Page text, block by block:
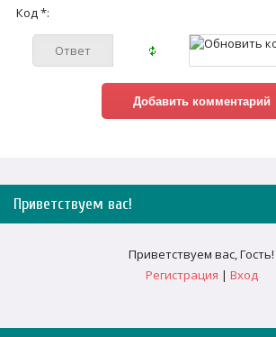
Код *:
Приветствуем вас!
Приветствуем вас,Гость!
Регистрация | Вход